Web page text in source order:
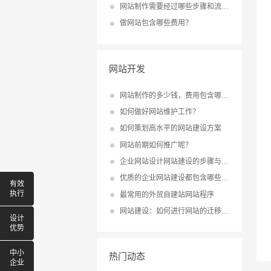
网站制作需要经过哪些步骤和流程？
做网站包含哪些费用？
网站开发
如何做好网站维护工作？
如何策划高水平的网站建设方案
网站前期如何推广呢？
企业网站设计网站建设的步骤与流程
优质的企业网站建设都包含哪些内容？
最常用的外贸自建站网站程序
网站建设：如何进行网站的迁移与升级？
热门动态
有效
执行
设计
优势
中小
企业